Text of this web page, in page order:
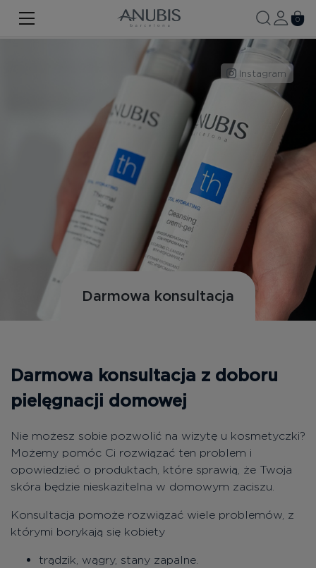
TWARZ
MARKOWE PRODUKTY
Historia marki
Zestawy promocyjne
Kontakt
PL
RU
0
Instagram
Darmowa konsultacja
Darmowa konsultacja z doboru
pielęgnacji domowej
Nie możesz sobie pozwolić na wizytę u kosmetyczki?
Możemy pomóc Ci rozwiązać ten problem i
opowiedzieć o produktach, które sprawią, że Twoja
skóra będzie nieskazitelna w domowym zaciszu.
Konsultacja pomoże rozwiązać wiele problemów, z
którymi borykają się kobiety
trądzik, wągry, stany zapalne.